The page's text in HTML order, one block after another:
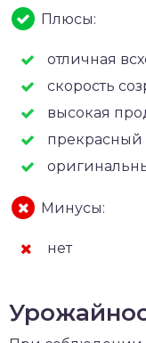
Плюсы:
отличная
скорость
высокая
прекрасный
Минусы:
нет